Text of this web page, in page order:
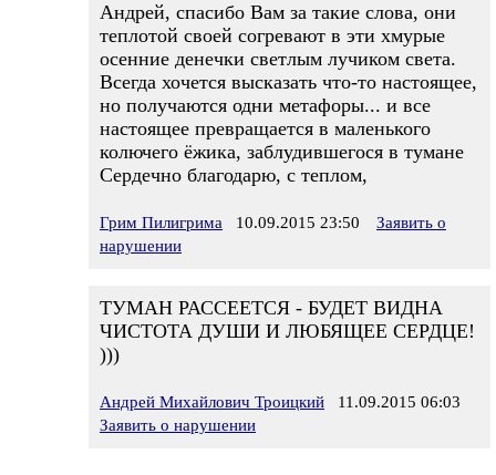
Андрей, спасибо Вам за такие слова, они
теплотой своей согревают в эти хмурые
осенние денечки светлым лучиком света.
Всегда хочется высказать что-то настоящее,
но получаются одни метафоры... и все
настоящее превращается в маленького
колючего ёжика, заблудившегося в тумане
Сердечно благодарю, с теплом,
Грим Пилигрима 10.09.2015 23:50
Заявить о
нарушении
ТУМАН РАССЕЕТСЯ - БУДЕТ ВИДНА
ЧИСТОТА ДУШИ И ЛЮБЯЩЕЕ СЕРДЦЕ!
)))
Андрей Михайлович Троицкий 11.09.2015 06:03
Заявить о нарушении